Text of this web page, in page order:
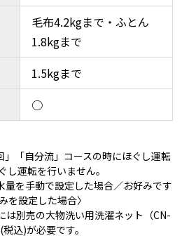
毛布4.2kgまで・ふとん
1.8kgまで
1.5kgまで
○
「自分流」コースの時にほぐし運転
し運転を行いません。
量を手動で設定した場合／お好みです
を設定した場合〉
別売の大物洗い用洗濯ネット（CN-
込)が必要です。